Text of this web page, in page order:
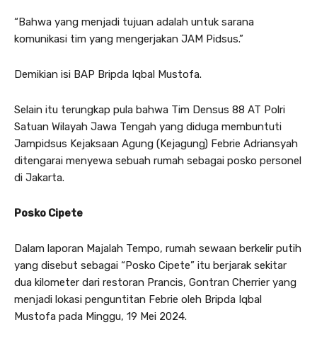
“Bahwa yang menjadi tujuan adalah untuk sarana
komunikasi tim yang mengerjakan JAM Pidsus.”
Demikian isi BAP Bripda Iqbal Mustofa.
Selain itu terungkap pula bahwa Tim Densus 88 AT Polri
Satuan Wilayah Jawa Tengah yang diduga membuntuti
Jampidsus Kejaksaan Agung (Kejagung) Febrie Adriansyah
ditengarai menyewa sebuah rumah sebagai posko personel
di Jakarta.
Posko Cipete
Dalam laporan Majalah Tempo, rumah sewaan berkelir putih
yang disebut sebagai “Posko Cipete” itu berjarak sekitar
dua kilometer dari restoran Prancis, Gontran Cherrier yang
menjadi lokasi penguntitan Febrie oleh Bripda Iqbal
Mustofa pada Minggu, 19 Mei 2024.